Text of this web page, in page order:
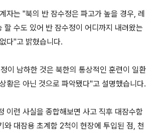
자는 "북의 반 잠수정은 파고가 높을 경우, 레
할 수도 있어 반 잠수정이 어디까지 내려왔는
다"고 밝혔습니다.
이 남하한 것은 북한의 통상적인 훈련이 일환
황은 아닌 것으로 파악됐다"고 설명했습니다.
이런 사실을 종합해보면 사고 직후 대잠수함
와 대잠용 초계함 2척이 현장에 투입된 점, 천